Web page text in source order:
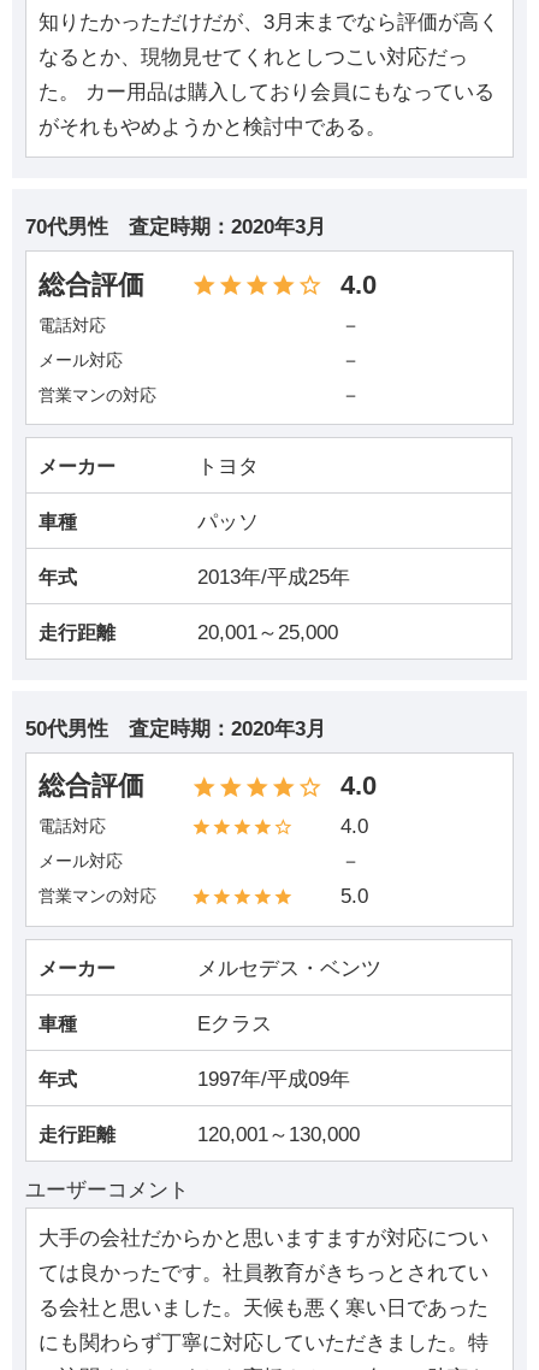
知りたかっただけだが、3月末までなら評価が高く
なるとか、現物見せてくれとしつこい対応だっ
た。 カー用品は購入しており会員にもなっている
がそれもやめようかと検討中である。
70代男性 査定時期： 2020年3月
総合評価 4.0
電話対応 －
メール対応 －
営業マンの対応 －
メーカー トヨタ
車種 パッソ
年式 2013年/平成25年
走行距離 20,001～25,000
50代男性 査定時期： 2020年3月
総合評価 4.0
電話対応 4.0
メール対応 －
営業マンの対応 5.0
メーカー メルセデス・ベンツ
車種 Eクラス
年式 1997年/平成09年
走行距離 120,001～130,000
ユーザーコメント
大手の会社だからかと思いますますが対応につい
ては良かったです。社員教育がきちっとされてい
る会社と思いました。天候も悪く寒い日であった
にも関わらず丁寧に対応していただきました。特